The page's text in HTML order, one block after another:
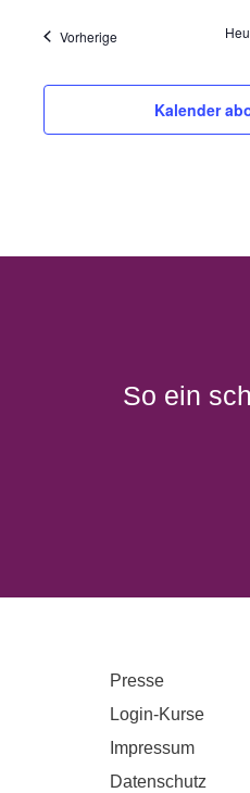
VorherigeVeranstaltungen
Kalender
So ein
Presse
Login-Kurse
Impressum
Datenschutz